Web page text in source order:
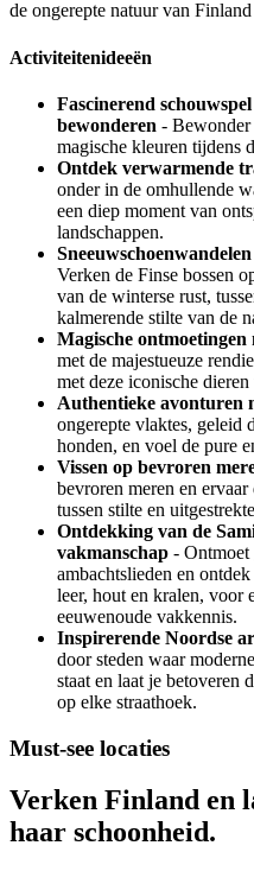
de ongerepte natuur van
Activiteitenideeën
Fascinerend
bewonderen - Bewonder
magische kleuren tijdens
Ontdek verwarmende
onder in de omhullende
een diep moment van
landschappen.
Verken de Finse bossen
van de winterse rust,
kalmerende stilte van de
Magische ontmoetingen
met de majestueuze
met deze iconische
Authentieke avonturen
ongerepte vlaktes, geleid
honden, en voel de pure
Vissen op bevroren
bevroren meren en
tussen stilte en
Ontdekking van de
vakmanschap - Ontmoet
ambachtslieden en
leer, hout en kralen, voor
eeuwenoude vakkennis.
Inspirerende Noordse
door steden waar
staat en laat je betoveren
op elke straathoek.
Must-see locaties
Verken Finland en
haar schoonheid.